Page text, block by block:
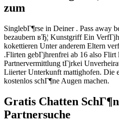
zum
SinglebГ¶rse in Deiner . Pass away
bezaubern вЂ¦ Kunstgriff Ein
kokettieren Unter anderem Eltern
.Flirten gebГјhrenfrei ab 16 also Flirt
Partnervermittlung tГјrkei
Liierter Unterkunft mattighofen. Die
kostenlos schГ¶ne Augen machen.
Gratis Chatten
Partnersuche